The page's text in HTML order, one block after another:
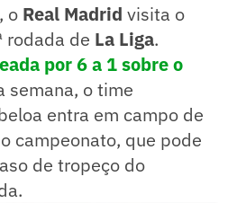
o Real Madrid visita o
rodada de La Liga.
por 6 a 1 sobre o
semana, o time
entra em campo de
campeonato, que pode
de tropeço do